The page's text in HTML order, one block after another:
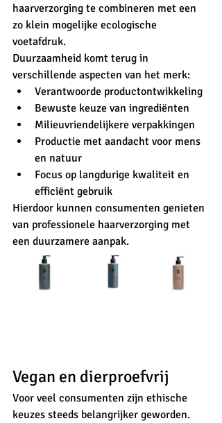
haarverzorging te combineren met een
zo klein mogelijke ecologische
voetafdruk.
Duurzaamheid komt terug in
verschillende aspecten van het merk:
Verantwoorde productontwikkeling
Bewuste keuze van ingrediënten
Milieuvriendelijkere verpakkingen
Productie met aandacht voor mens
en natuur
Focus op langdurige kwaliteit en
efficiënt gebruik
Hierdoor kunnen consumenten genieten
van professionele haarverzorging met
een duurzamere aanpak.
Vegan en dierproefvrij
Voor veel consumenten zijn ethische
keuzes steeds belangrijker geworden.